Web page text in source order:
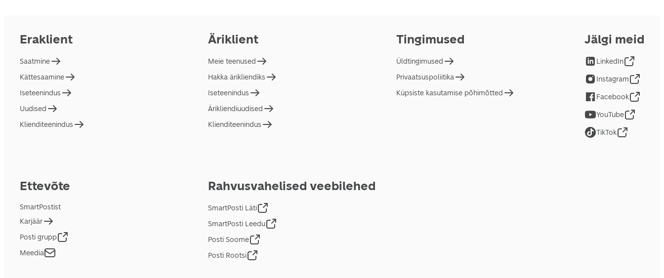
Eraklient
Saatmine
Kättesaamine
Iseteenindus
Uudised
Klienditeenindus
Äriklient
Meie teenused
Hakka ärikliendiks
Iseteenindus
Ärikliendiuudised
Klienditeenindus
Tingimused
Üldtingimused
Privaatsuspoliitika
Küpsiste kasutamise põhimõtted
Ettevõte
SmartPostist
Karjäär
Posti grupp
Meedia
Rahvusvahelised veebilehed
SmartPosti Läti
SmartPosti Leedu
Posti Soome
Posti Rootsi
Jälgi meid
LinkedIn
Instagram
Facebook
YouTube
TikTok